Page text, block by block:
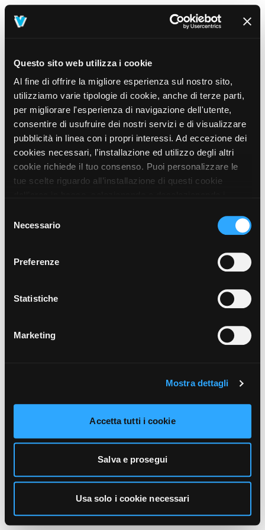
Questo sito web utilizza i cookie
Al fine di offrire la migliore esperienza sul nostro sito,
utilizziamo varie tipologie di cookie, anche di terze parti,
per migliorare l'esperienza di navigazione dell'utente,
consentire di usufruire dei nostri servizi e di visualizzare
pubblicità in linea con i propri interessi. Ad eccezione dei
cookies necessari, l’installazione ed utilizzo degli altri
cookie richiede il tuo consenso. Puoi personalizzare le
tue scelte riguardo all’installazione di questi cookie
prosegui” o decidere di accettare tutti i cookie, cliccando
sul pulsante “Accetta tutti i cookie”. Cliccando sul tasto
unicamente i cookie necessari alla navigazione. Per
funzionamento, puoi prendere visione dell’informativa
cliccando qui.
delNecessario
Preferenze
Statistiche
Marketing
Mostra dettagli
Accetta tutti i cookie
Salva e prosegui
Usa solo i cookie necessari
404